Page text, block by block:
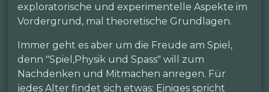
exploratorische und experimentelle Aspekte im
Vordergrund, mal theoretische Grundlagen.
Immer geht es aber um die Freude am Spiel,
denn "Spiel,Physik und Spass" will zum
Nachdenken und Mitmachen anregen. Für
jedes Alter findet sich etwas: Einiges spricht